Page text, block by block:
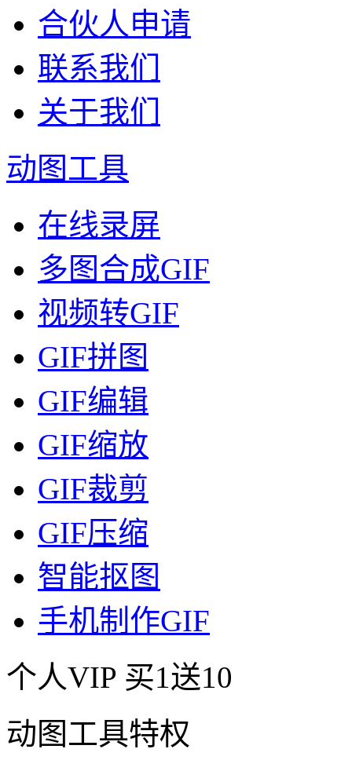
合伙人申请
联系我们
关于我们
动图工具
在线录屏
多图合成GIF
视频转GIF
GIF拼图
GIF编辑
GIF缩放
GIF裁剪
GIF压缩
智能抠图
手机制作GIF
个人VIP 买1送10
动图工具特权